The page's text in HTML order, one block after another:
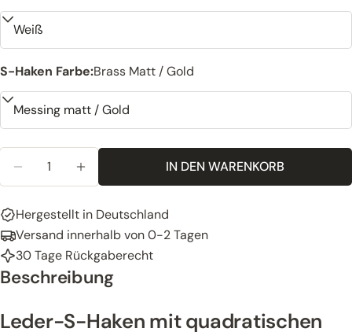
S-Haken Farbe:Brass Matt / Gold
ANZAHL FÜR „LEDER-S-HAKEN FÜR
ANZAHL ERHÖHEN FÜR LEDER-S-
IN DEN WARENKORB
Hergestellt in Deutschland
Versand innerhalb von 0-2 Tagen
30 Tage Rückgaberecht
Beschreibung
Leder-S-Haken mit quadratischen